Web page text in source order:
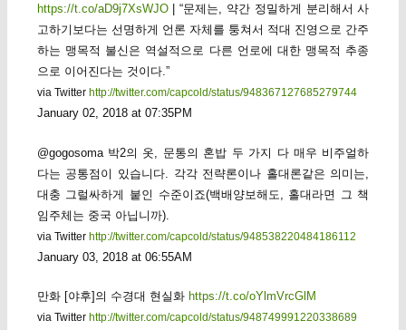
https://t.co/aD9j7XsWJO| “문제는, 약간 정밀하게 분리해서 사
고하기보다는 선명하게 언론 자체를 퉁쳐서 적대 진영으로 간주
하는 맹목적 불신은 역설적으로 다른 언로에 대한 맹목적 추종
으로 이어진다는 것이다.”
via Twitter http://twitter.com/capcold/status/948367127685279744
January 02, 2018 at 07:35PM
@gogosoma 박2의 옷, 문통의 혼밥 두 가지 다 매우 비주얼하
다는 공통점이 있습니다. 각각 전략론이나 홀대론같은 의미는,
대충 그럴싸하게 붙인 수준이죠(백배양보해도, 홀대라면 그 책
임주체는 중국 아닙니까).
via Twitter http://twitter.com/capcold/status/948538220484186112
January 03, 2018 at 06:55AM
만화 [야후]의 수경대 현실화 https://t.co/oYlmVrcGlM
via Twitter http://twitter.com/capcold/status/948749991220338689